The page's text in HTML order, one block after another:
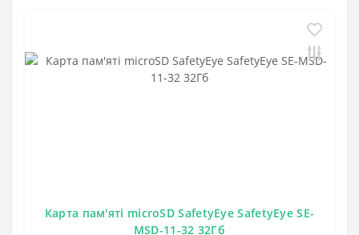
Карта пам'яті microSD SafetyEye SafetyEye SE-
MSD-11-32 32Гб